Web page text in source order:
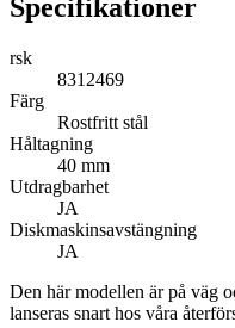
Specifikationer
rsk
8312469
Färg
Rostfritt stål
Håltagning
40 mm
Utdragbarhet
JA
Diskmaskinsavstängning
JA
Den här modellen är på väg
lanseras snart hos våra